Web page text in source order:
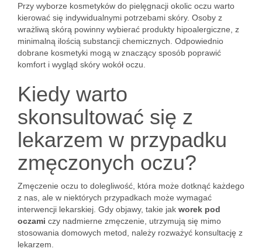
Przy wyborze kosmetyków do pielęgnacji okolic oczu warto
kierować się indywidualnymi potrzebami skóry. Osoby z
wrażliwą skórą powinny wybierać produkty hipoalergiczne, z
minimalną ilością substancji chemicznych. Odpowiednio
dobrane kosmetyki mogą w znaczący sposób poprawić
komfort i wygląd skóry wokół oczu.
Kiedy warto
skonsultować się z
lekarzem w przypadku
zmęczonych oczu?
Zmęczenie oczu to dolegliwość, która może dotknąć każdego
z nas, ale w niektórych przypadkach może wymagać
interwencji lekarskiej. Gdy objawy, takie jak worek pod
oczami czy nadmierne zmęczenie, utrzymują się mimo
stosowania domowych metod, należy rozważyć konsultację z
lekarzem.